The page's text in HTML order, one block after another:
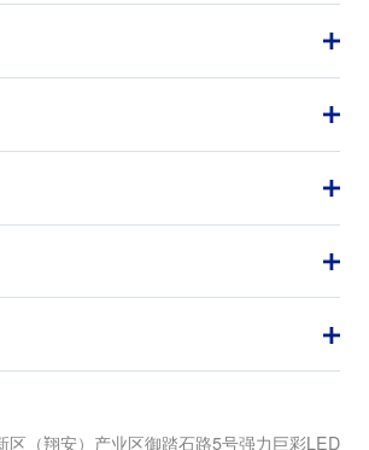
区（翔安）产业区御踏石路5号强力巨彩LED